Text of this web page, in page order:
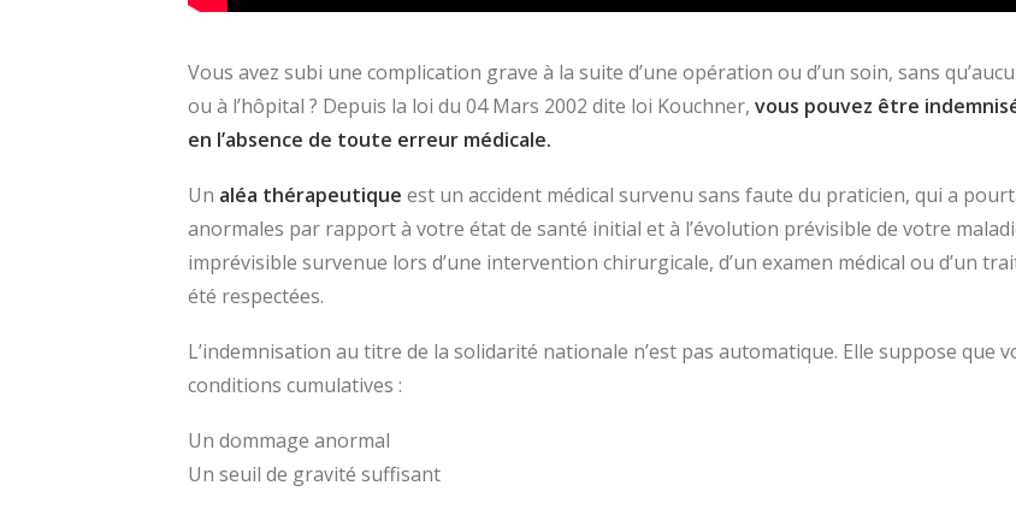
Vous avez subi une complication grave à la suite d’une opération ou d’un soin, sans
ou à l’hôpital ? Depuis la loi du 04 Mars 2002 dite loi Kouchner, vous pouvez être
en l’absence de toute erreur médicale.
Un aléa thérapeutique est un accident médical survenu sans faute du praticien, qui a
anormales par rapport à votre état de santé initial et à l’évolution prévisible de votre
imprévisible survenue lors d’une intervention chirurgicale, d’un examen médical ou d’un
été respectées.
L’indemnisation au titre de la solidarité nationale n’est pas automatique. Elle suppose que
conditions cumulatives :
Un dommage anormal
Un seuil de gravité suffisant